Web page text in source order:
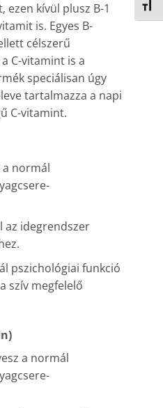
ezen kívül plusz B-1
is. Egyes B-
célszerű
C-vitamint is a
speciálisan úgy
tartalmazza a napi
C-vitamint.
a normál
az ideg­rendszer
pszichológiai funkció
szív megfelelő
a normál